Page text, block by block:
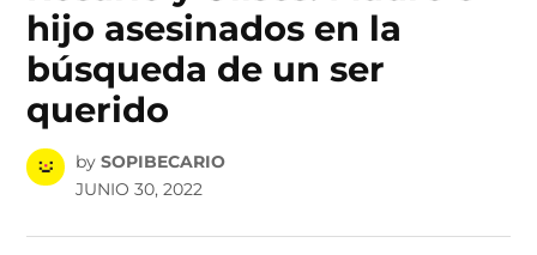
hijo asesinados en la
búsqueda de un ser
querido
by SOPIBECARIO
JUNIO 30, 2022